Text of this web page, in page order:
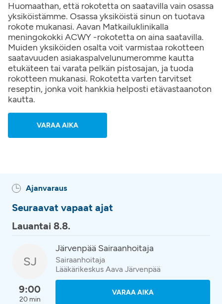
Huomaathan, että rokotetta on saatavilla vain osassa
yksiköistämme. Osassa yksiköistä sinun on tuotava
rokote mukanasi. Aavan Matkailuklinikalla
meningokokki ACWY -rokotetta on aina saatavilla.
Muiden yksiköiden osalta voit varmistaa rokotteen
saatavuuden asiakaspalvelunumeromme kautta
etukäteen tai varata pelkän pistosajan, ja tuoda
rokotteen mukanasi. Rokotetta varten tarvitset
reseptin, jonka voit hankkia helposti etävastaanoton
kautta.
VARAA AIKA
Ajanvaraus
Seuraavat vapaat ajat
Lauantai 8.8.
SJ
9:00
20 min
Järvenpää Sairaanhoitaja
Sairaanhoitaja
Lääkärikeskus Aava Järvenpää
VARAA AIKA